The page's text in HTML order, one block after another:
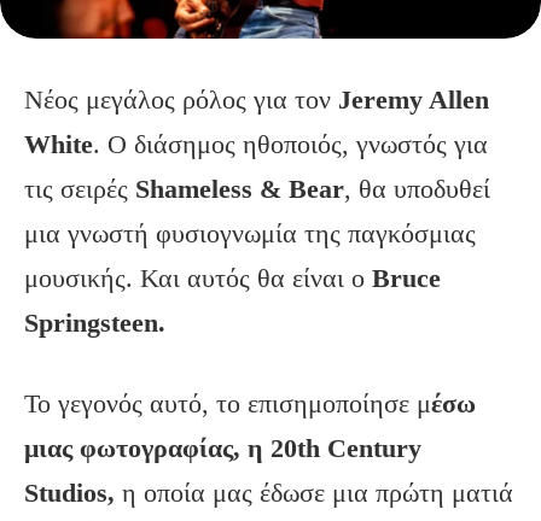
Νέος μεγάλος ρόλος για τον Jeremy Allen
White. Ο διάσημος ηθοποιός, γνωστός για
τις σειρές Shameless & Bear, θα υποδυθεί
μια γνωστή φυσιογνωμία της παγκόσμιας
μουσικής. Και αυτός θα είναι ο Bruce
Springsteen.
Το γεγονός αυτό, το επισημοποίησε μέσω
μιας φωτογραφίας, η 20th Century
Studios, η οποία μας έδωσε μια πρώτη ματιά